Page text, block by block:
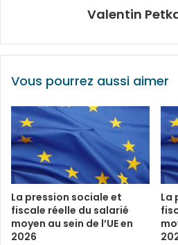
Valentin
Vous pourrez aussi aimer
La pression sociale et
fiscale réelle du salarié
moyen au sein de l’UE en
2026
La